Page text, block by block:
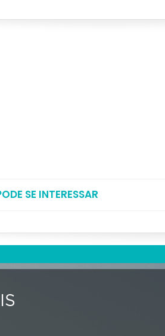
SE INTERESSAR